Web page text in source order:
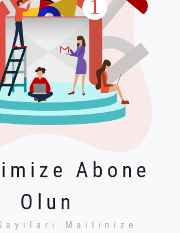
Abone
Olun
Mailinize